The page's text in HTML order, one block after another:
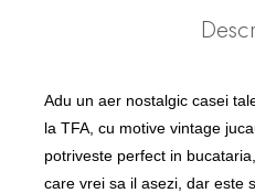
Adu un aer nostalgic casei
la TFA, cu motive vintage
potriveste perfect in
care vrei sa il asezi, dar este